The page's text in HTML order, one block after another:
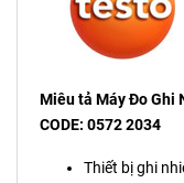
Miêu tả Máy Đo Ghi
CODE: 0572 2034
Thiết bị ghi